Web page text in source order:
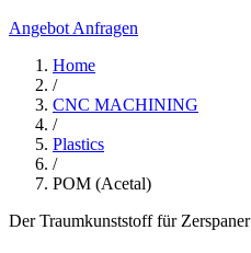
Angebot Anfragen
Home
/
CNC MACHINING
/
Plastics
/
POM (Acetal)
Der Traumkunststoff für Zerspaner